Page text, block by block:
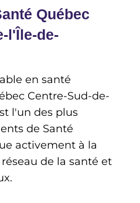
Québec
l'Île-de-
en santé
Centre-Sud-de-
l'un des plus
de Santé
activement à la
de la santé et